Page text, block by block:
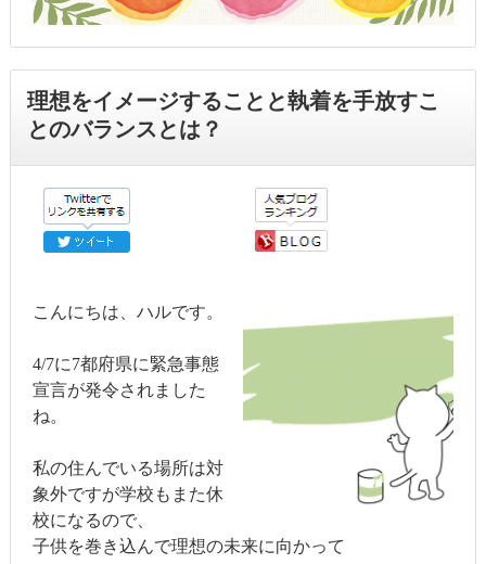
理想をイメージすることと執着を手放すこ
とのバランスとは？
こんにちは、ハルです。
4/7に7都府県に緊急事態
宣言が発令されました
ね。
私の住んでいる場所は対
象外ですが学校もまた休
校になるので、
子供を巻き込んで理想の未来に向かって